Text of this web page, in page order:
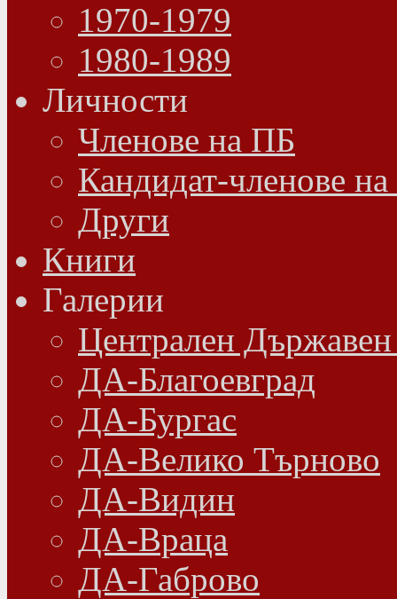
1970-1979
1980-1989
Личности
Членове на ПБ
Кандидат-членове
Други
Книги
Галерии
Централен
ДА-Благоевград
ДА-Бургас
ДА-Велико Търново
ДА-Видин
ДА-Враца
ДА-Габрово